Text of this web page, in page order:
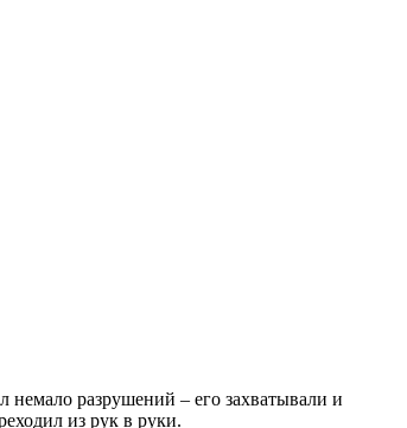
немало разрушений – его захватывали и
из рук в руки.